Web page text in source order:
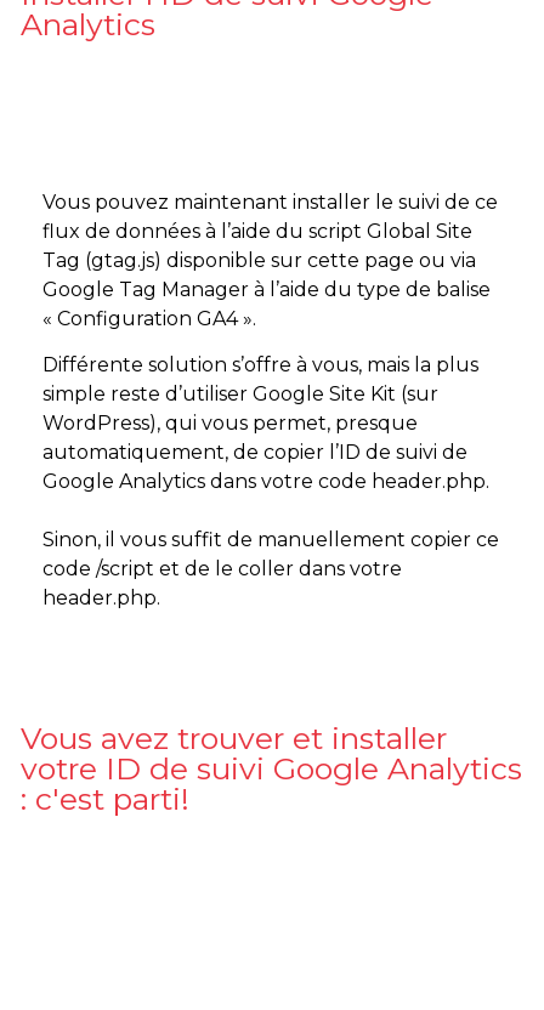
Analytics
Vous pouvez maintenant installer le suivi de ce
flux de données à l’aide du script Global Site
Tag (gtag.js) disponible sur cette page ou via
Google Tag Manager à l’aide du type de balise
« Configuration GA4 ».
Différente solution s’offre à vous, mais la plus
simple reste d’utiliser Google Site Kit (sur
WordPress), qui vous permet, presque
automatiquement, de copier l’ID de suivi de
Google Analytics dans votre code header.php.
Sinon, il vous suffit de manuellement copier ce
code /script et de le coller dans votre
header.php.
Vous avez trouver et installer
votre ID de suivi Google Analytics
: c'est parti!